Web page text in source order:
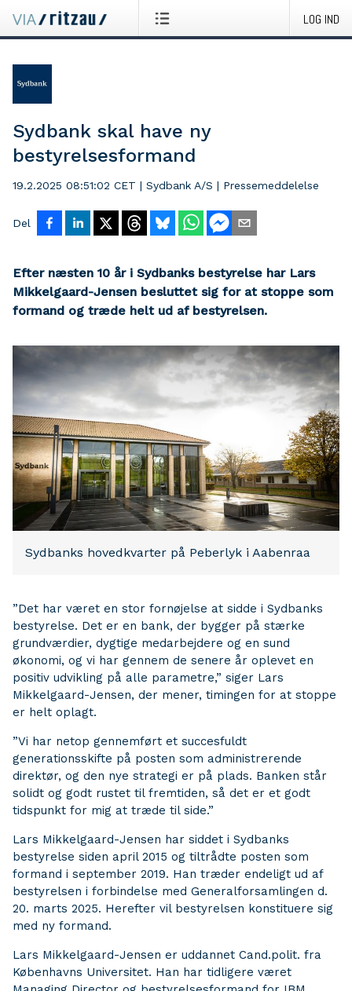
LOG IND
Sydbank skal have ny
bestyrelsesformand
19.2.2025 08:51:02 CET | Sydbank A/S | Pressemeddelelse
Del
Efter næsten 10 år i Sydbanks bestyrelse har Lars
Mikkelgaard-Jensen besluttet sig for at stoppe som
formand og træde helt ud af bestyrelsen.
Sydbanks hovedkvarter på Peberlyk i Aabenraa
”Det har været en stor fornøjelse at sidde i Sydbanks
bestyrelse. Det er en bank, der bygger på stærke
grundværdier, dygtige medarbejdere og en sund
økonomi, og vi har gennem de senere år oplevet en
positiv udvikling på alle parametre,” siger Lars
Mikkelgaard-Jensen, der mener, timingen for at stoppe
er helt oplagt.
”Vi har netop gennemført et succesfuldt
generationsskifte på posten som administrerende
direktør, og den nye strategi er på plads. Banken står
solidt og godt rustet til fremtiden, så det er et godt
tidspunkt for mig at træde til side.”
Lars Mikkelgaard-Jensen har siddet i Sydbanks
bestyrelse siden april 2015 og tiltrådte posten som
formand i september 2019. Han træder endeligt ud af
bestyrelsen i forbindelse med Generalforsamlingen d.
20. marts 2025. Herefter vil bestyrelsen konstituere sig
med ny formand.
Lars Mikkelgaard-Jensen er uddannet Cand.polit. fra
Københavns Universitet. Han har tidligere været